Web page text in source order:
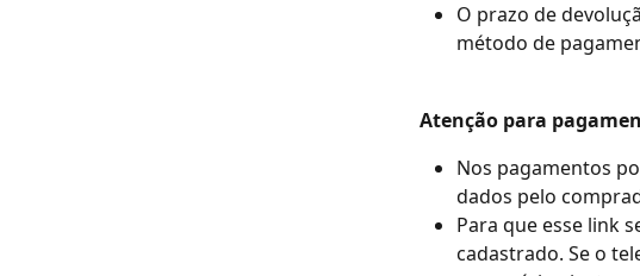
O prazo de
método de
Atenção para
Nos pagamentos
dados pelo
Para que esse link
cadastrado. Se o